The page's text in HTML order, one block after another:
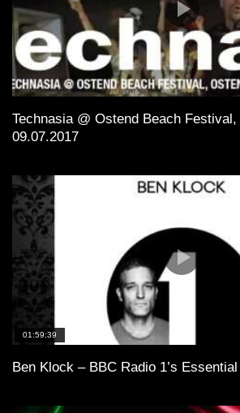
Technasia @ Ostend Beach
09.07.2017
01:59:39
Ben Klock – BBC Radio 1’s